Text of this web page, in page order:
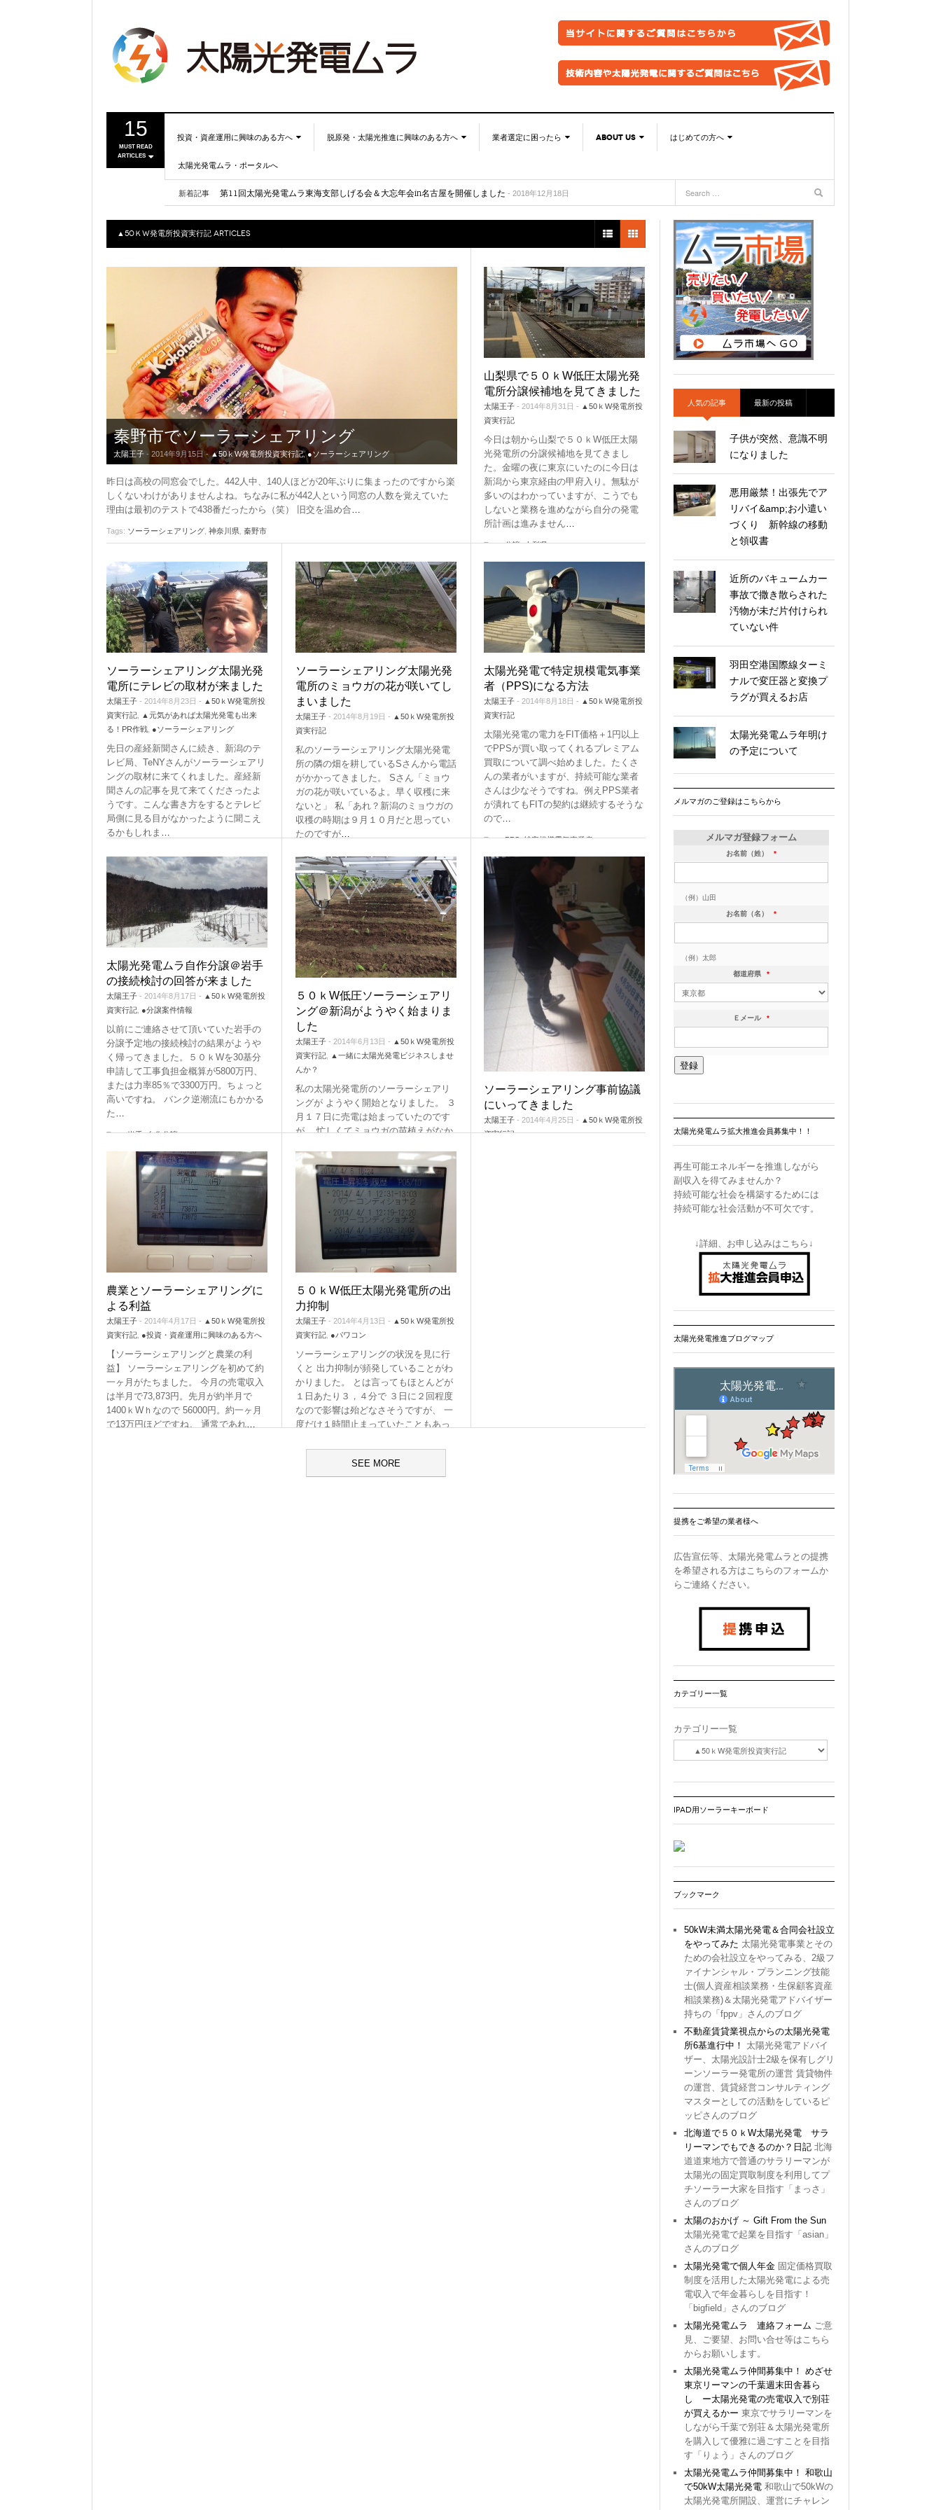
15
MUST READ
ARTICLES
投資・資産運用に興味のある方へ
投資・資産運用に興味のある
方へ
事業計画を立ててみましょ
う！
●正しい知識を持つ
●運用ノウハウ
●雑草対策
●保険
●架台
●フェンス
●土地探し
●自作キット
セミナー動画販売
太陽光発電ムラオフライン活
動「しげる会」
ソーラーシェアリングとは
脱原発・太陽光推進に興味のある方へ
ある方へ
なぜ今太陽光発電なのか。
業者選定に困ったら
パネル
業務委託
分譲紹介・販売
機器レンタル
ABOUT US
プライバシーポリシー
FACEBOOKグループ
はじめての方へ
太陽光発電ムラの目指すこと
太陽光発電ムラ・ポータルへ
新着記事
劣化率ゼロの太陽光パネル？
太陽光発電システム設計・運用セミナーに行ってきました
第11回太陽光発電ムラ東海支部しげる会＆大忘年会in名古屋を開催しました- 2018年12月18日
太陽光発電ムラ中国支部忘年会を開催しました- 2018年12月18日
ASPEnの一般会員（無料）専用Facebookグループを作りました- 2018年12月18日
▲50ＫW発電所投資実行記 ARTICLES
秦野市でソーラーシェアリング
太陽王子 - 2014年9月15日 -▲50ｋW発電所投資実行記,●ソーラーシェアリング
昨日は高校の同窓会でした。442人中、140人ほどが20年ぶりに集まったのですから楽
しくないわけがありませんよね。ちなみに私が442人という同窓の人数を覚えていた
理由は最初のテストで438番だったから（笑） 旧交を温め合
Tags: ソーラーシェアリング 神奈川県 秦野市
山梨県で５０ｋW低圧太陽光発
電所分譲候補地を見てきました
太陽王子 - 2014年8月31日 - ▲50ｋW発電所投
資実行記
今日は朝から山梨で５０ｋW低圧太陽
光発電所の分譲候補地を見てきまし
た。金曜の夜に東京にいたのに今日は
新潟から東京経由の甲府入り。無駄が
多いのはわかっていますが、こうでも
しないと業務を進めながら自分の発電
所計画は進みません…
Tags:分譲,山梨県
ソーラーシェアリング太陽光発
電所にテレビの取材が来ました
太陽王子 - 2014年8月23日 - ▲50ｋW発電所投
資実行記
▲元気があれば太陽光発電も出来
る！PR作戦 ●ソーラーシェアリング
先日の産経新聞さんに続き、新潟のテ
レビ局、TeNYさんがソーラーシェアリ
ングの取材に来てくれました。産経新
聞さんの記事を見て来てくださったよ
うです。こんな書き方をするとテレビ
局側に見る目がなかったように聞こえ
るかもしれま …
ソーラーシェアリング太陽光発
電所のミョウガの花が咲いてし
まいました
太陽王子 - 2014年8月19日 - ▲50ｋW発電所投
資実行記
私のソーラーシェアリング太陽光発電
所の隣の畑を耕しているSさんから電話
がかかってきました。 Sさん「ミョウ
ガの花が咲いているよ。早く収穫に来
ないと」 私「あれ？新潟のミョウガの
収穫の時期は９月１０月だと思ってい
たのですが…
Tags: ミョウガ,収穫
太陽光発電で特定規模電気事業
者（PPS)になる方法
太陽王子 - 2014年8月18日 - ▲50ｋW発電所投
資実行記
太陽光発電の電力をFIT価格＋1円以上
でPPSが買い取ってくれるプレミアム
買取について調べ始めました。たくさ
んの業者がいますが、持続可能な業者
さんは少なそうですね。例えPPS業者
が潰れてもFITの契約は継続するそうな
ので…
Tags:PPS,特定規模電気事業者
太陽光発電ムラ自作分譲＠岩手
の接続検討の回答が来ました
太陽王子 - 2014年8月17日 - ▲50ｋW発電所投
資実行記 ●分譲案件情報
以前にご連絡させて頂いていた岩手の
分譲予定地の接続検討の結果がようや
く帰ってきました。５０ｋWを30基分
申請して工事負担金概算が5800万円、
または力率85％で3300万円。ちょっと
高いですね。 バンク逆潮流にもかかる
た…
Tags:岩手,自作分譲
５０ｋW低圧ソーラーシェアリ
ング＠新潟がようやく始まりま
した
太陽王子 - 2014年6月13日 - ▲50ｋW発電所投
資実行記,
▲一緒に太陽光発電ビジネスしませ
んか？
私の太陽光発電所のソーラーシェアリ
ングが ようやく開始となりました。 ３
月１７日に売電は始まっていたのです
が、 忙しくてミョウガの苗植えがなか
電所」 と化していました。もちろんこ
のまま…
ソーラーシェアリング ,開始
ソーラーシェアリング事前協議
にいってきました
太陽王子 - 2014年4月25日 - ▲50ｋW発電所投
資実行記
農業とソーラーシェアリングに
よる利益
太陽王子 - 2014年4月17日 - ▲50ｋW発電所投
資実行記 ●投資・資産運用に興味のある方へ
【ソーラーシェアリングと農業の利
益】 ソーラーシェアリングを初めて約
一ヶ月がたちました。 今月の売電収入
は半月で73,873円。先月が約半月で
1400ｋWｈなので 56000円。約一ヶ月
で13万円ほどですね。 通常であれ
５０ｋW低圧太陽光発電所の出
力抑制
太陽王子 - 2014年4月13日 - ▲50ｋW発電所投
資実行記, ●パワコン
ソーラーシェアリングの状況を見に行
くと 出力抑制が頻発していることがわ
かりました。 とは言ってもほとんどが
１日あたり３，４分で ３日に２回程度
なので影響は殆どなさそうですが、 一
度だけ１時間止まっていたこともあっ
SEE MORE
人気の記事 最新の投稿
子供が突然、意識不明
になりました
悪用厳禁！出張先でア
リバイ&amp;お小遣い
づくり 新幹線の移動
と領収書
近所のバキュームカー
事故で撒き散らされた
汚物が未だ片付けられ
ていない件
羽田空港国際線ターミ
ナルで変圧器と変換プ
ラグが買えるお店
太陽光発電ムラ年明け
の予定について
メルマガのご登録はこちらから
メルマガ登録フォーム
お名前（姓） *
（例）山田
お名前（名） *
（例）太郎
都道府県 *
Ｅメール *
太陽光発電ムラ拡大推進会員募集中！！
再生可能エネルギーを推進しながら
副収入を得てみませんか？
持続可能な社会を構築するためには
持続可能な社会活動が不可欠です。
↓詳細、お申し込みはこちら↓
太陽光発電推進ブログマップ
提携をご希望の業者様へ
広告宣伝等、太陽光発電ムラとの提携
を希望される方はこちらのフォームか
らご連絡ください。
カテゴリー一覧
カテゴリー一覧
IPAD用ソーラーキーボード
ブックマーク
50kW未満太陽光発電＆合同会社設立
をやってみた 太陽光発電事業とその
ための会社設立をやってみる、2級フ
ァイナンシャル・プランニング技能
士(個人資産相談業務・生保顧客資産
相談業務)＆太陽光発電アドバイザー
持ちの「fppv」さんのブログ
不動産賃貸業視点からの太陽光発電
所6基進行中！
太陽光発電アドバイ
ザー、太陽光設計士2級を保有しグリ
ーンソーラー発電所の運営 賃貸物件
の運営、賃貸経営コンサルティング
マスターとしての活動をしているピ
ッピさんのブログ
北海道で５０ｋW太陽光発電 サラ
リーマンでもできるのか？日記 北海
道道東地方で普通のサラリーマンが
太陽光の固定買取制度を利用してプ
チソーラー大家を目指す「まっさ」
さんのブログ
太陽のおかげ ～ Gift From the Sun
太陽光発電で起業を目指す「asian」
さんのブログ
太陽光発電で個人年金 固定価格買取
制度を活用した太陽光発電による売
電収入で年金暮らしを目指す！
「bigfield」さんのブログ
太陽光発電ムラ 連絡フォーム ご意
見、ご要望、お問い合せ等はこちら
からお願いします。
太陽光発電ムラ仲間募集中！ めざせ
東京リーマンの千葉週末田舎暮ら
し ー太陽光発電の売電収入で別荘
が買えるかー 東京でサラリーマンを
しながら千葉で別荘＆太陽光発電所
を購入して優雅に過ごすことを目指
す「りょう」さんのブログ
太陽光発電ムラ仲間募集中！ 和歌山
で50kW太陽光発電 和歌山で50kWの
太陽光発電所開設、運営にチャレン